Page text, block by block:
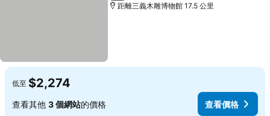
距離三義木雕博物館 17.5 公里
低至 $2,274
查看其他 3 個網站的價格 查看價格